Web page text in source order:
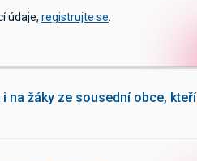
údaje, registrujte se
na žáky ze sousední obce, kteří